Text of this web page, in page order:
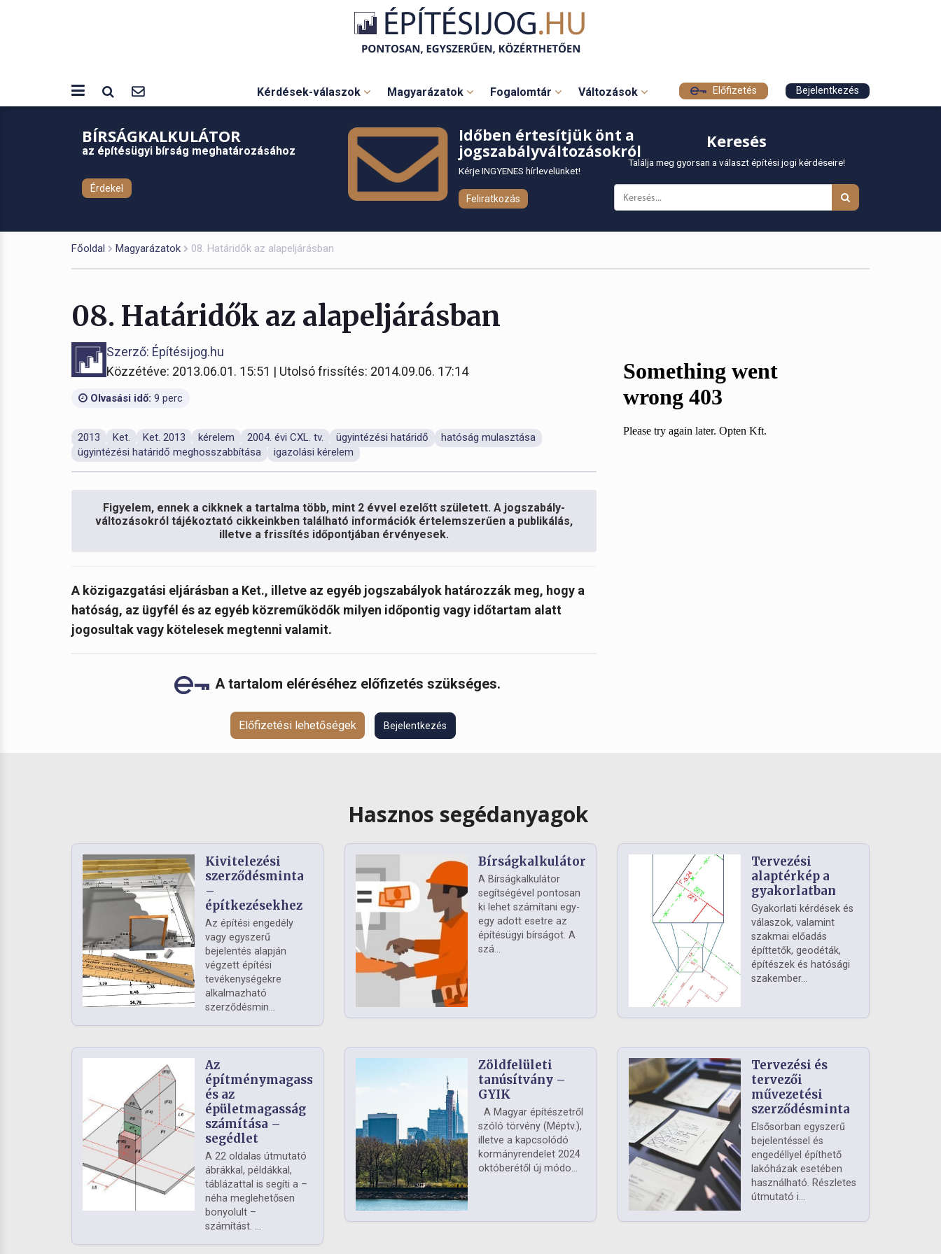
Kérdések-válaszok Magyarázatok Fogalomtár Változások Előfizetés Bejelentkezés
BÍRSÁGKALKULÁTOR
az építésügyi bírság meghatározásához
Érdekel
Időben értesítjük önt a
jogszabályváltozásokról
Kérje INGYENES hírlevelünket!
Feliratkozás
Keresés
Találja meg gyorsan a választ építési jogi kérdéseire!
Főoldal Magyarázatok 08. Határidők az alapeljárásban
08. Határidők az alapeljárásban
Szerző: Építésijog.hu
Közzétéve: 2013.06.01. 15:51 | Utolsó frissítés: 2014.09.06. 17:14
Olvasási idő: 9 perc
2013 Ket. Ket. 2013 kérelem 2004. évi CXL. tv. ügyintézési határidő
hatóság mulasztása
ügyintézési határidő meghosszabbítása
igazolási kérelem
Figyelem, ennek a cikknek a tartalma több, mint 2 évvel ezelőtt született. A jogszabály-
változásokról tájékoztató cikkeinkben található információk értelemszerűen a publikálás,
illetve a frissítés időpontjában érvényesek.
A közigazgatási eljárásban a Ket., illetve az egyéb jogszabályok határozzák meg, hogy a
hatóság, az ügyfél és az egyéb közreműködők milyen időpontig vagy időtartam alatt
jogosultak vagy kötelesek megtenni valamit.
A tartalom eléréséhez előfizetés szükséges.
Előfizetési lehetőségek Bejelentkezés
Hasznos segédanyagok
Kivitelezési
szerződésminta
–
építkezésekhez
Az építési engedély
vagy egyszerű
bejelentés alapján
végzett építési
tevékenységekre
alkalmazható
szerződésmin...
Bírságkalkulátor
A Bírságkalkulátor
segítségével pontosan
ki lehet számítani egy-
egy adott esetre az
építésügyi bírságot. A
szá...
Tervezési
alaptérkép a
gyakorlatban
Gyakorlati kérdések és
válaszok, valamint
szakmai előadás
építtetők, geodéták,
építészek és hatósági
szakember...
Az
építménymagasság
és az
épületmagasság
számítása –
segédlet
A 22 oldalas útmutató
ábrákkal, példákkal,
táblázattal is segíti a –
néha meglehetősen
bonyolult –
számítást. ...
Zöldfelületi
tanúsítvány –
GYIK
A Magyar építészetről
szóló törvény (Méptv.),
illetve a kapcsolódó
kormányrendelet 2024
októberétől új módo...
Tervezési és
tervezői
művezetési
szerződésminta
Elsősorban egyszerű
bejelentéssel és
engedéllyel építhető
lakóházak esetében
használható. Részletes
útmutató i...